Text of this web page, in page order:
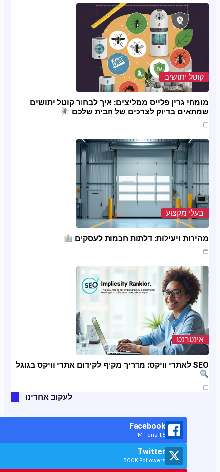
קוטל יתושים
מומחי גרין פלייס ממליצים: איך לבחור קוטל יתושים
שמתאים בדיוק לצרכים של הבית שלכם
מרץ 20, 2025
בעלי מקצוע
מהירות ויעילות: דלתות חכמות לעסקים
ינו 20, 2025
אינטרנט
SEO לאתרי וויקס: מדריך מקיף לקידום אתרי וויקס בגוגל
ינו 11, 2025
לעקוב אחרינו
Facebook
1.5 M Fans
Twitter
500K Followers